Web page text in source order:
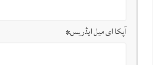
آپکا ای میل ایڈریس*